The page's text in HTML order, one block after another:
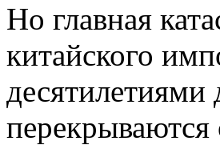
Но главная
китайского